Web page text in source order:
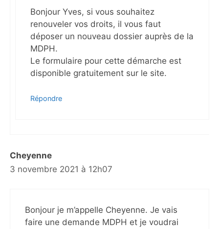
Bonjour Yves, si vous souhaitez
renouveler vos droits, il vous faut
déposer un nouveau dossier auprès de la
MDPH.
Le formulaire pour cette démarche est
disponible gratuitement sur le site.
Répondre
Cheyenne
3 novembre 2021 à 12h07
Bonjour je m’appelle Cheyenne. Je vais
faire une demande MDPH et je voudrai